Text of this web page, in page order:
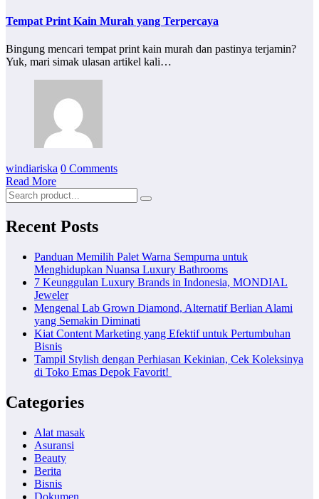
Tempat Print Kain Murah yang Terpercaya
Bingung mencari tempat print kain murah dan pastinya terjamin?
Yuk, mari simak ulasan artikel kali…
windiariska 0 Comments
Read More
Recent Posts
Panduan Memilih Palet Warna Sempurna untuk
Menghidupkan Nuansa Luxury Bathrooms
7 Keunggulan Luxury Brands in Indonesia, MONDIAL
Jeweler
Mengenal Lab Grown Diamond, Alternatif Berlian Alami
yang Semakin Diminati
Kiat Content Marketing yang Efektif untuk Pertumbuhan
Bisnis
Tampil Stylish dengan Perhiasan Kekinian, Cek Koleksinya
di Toko Emas Depok Favorit!
Categories
Alat masak
Asuransi
Beauty
Berita
Bisnis
Dokumen